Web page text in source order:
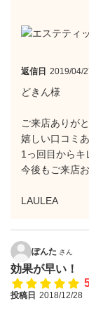
返信日 2019/04/
どきん様
ご来店ありが
嬉しい口コミ
1っ回目からキ
今後もご来店
LAULEA
ぽんた さん
効果が早い！
投稿日 2018/12/28